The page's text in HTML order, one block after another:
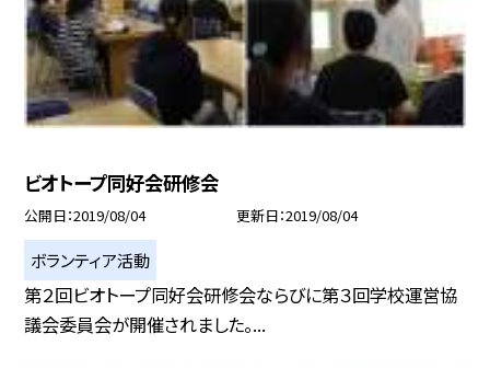
ビオトープ同好会研修会
公開日 2019/08/04 更新日 2019/08/04
ボランティア活動
第２回ビオトープ同好会研修会ならびに第３回学校運営協
議会委員会が開催されました。...